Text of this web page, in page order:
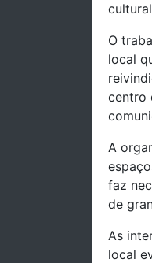
O
local
centro
A
faz
de
As
local